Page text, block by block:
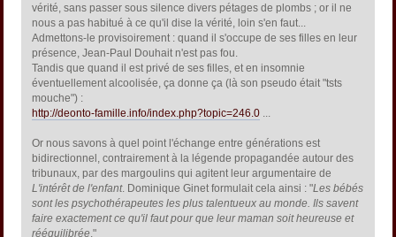
vérité, sans passer sous silence divers pétages de plombs ; or il ne
nous a pas habitué à ce qu'il dise la vérité, loin s'en faut...
Admettons-le provisoirement : quand il s'occupe de ses filles en leur
présence, Jean-Paul Douhait n'est pas fou.
Tandis que quand il est privé de ses filles, et en insomnie
éventuellement alcoolisée, ça donne ça (là son pseudo était "tsts
mouche") :
http://deonto-famille.info/index.php?topic=246.0
Or nous savons à quel point l'échange entre générations est
bidirectionnel, contrairement à la légende propagandée autour des
tribunaux, par des margoulins qui agitent leur argumentaire de
L'intérêt de l'enfant. Dominique Ginet formulait cela ainsi : "Les bébés
sont les psychothérapeutes les plus talentueux au monde. Ils savent
faire exactement ce qu'il faut pour que leur maman soit heureuse et
rééquilibrée ."